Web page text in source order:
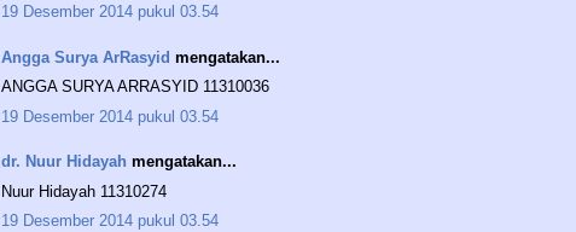
19 Desember 2014 pukul 03.54
Angga Surya ArRasyid mengatakan...
ANGGA SURYA ARRASYID 11310036
19 Desember 2014 pukul 03.54
dr. Nuur Hidayah mengatakan...
Nuur Hidayah 11310274
19 Desember 2014 pukul 03.54